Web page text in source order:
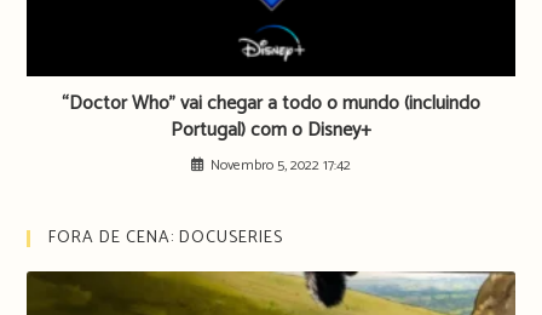
“Doctor Who” vai chegar a todo o mundo (incluindo
Portugal) com o Disney+
Novembro 5, 2022 17:42
FORA DE CENA: DOCUSERIES